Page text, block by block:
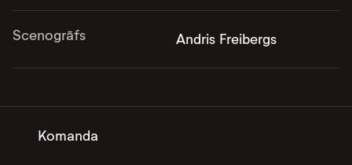
Komanda
Scenogrāfs Andris Freibergs